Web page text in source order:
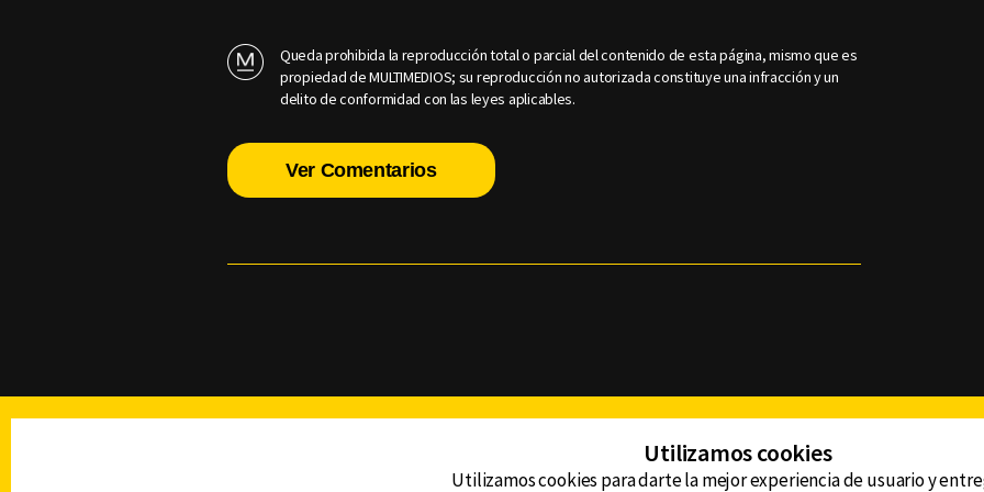
Queda prohibida la reproducción total o parcial del contenido de esta página, mismo que es
propiedad de MULTIMEDIOS; su reproducción no autorizada constituye una infracción y un
delito de conformidad con las leyes aplicables.
Ver Comentarios
Utilizamos cookies
Utilizamos cookies para darte la mejor experiencia de usuario y